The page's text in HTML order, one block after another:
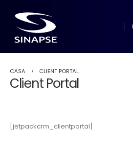
CASA CLIENT PORTAL
Client Portal
[jetpackcrm_clientportal]